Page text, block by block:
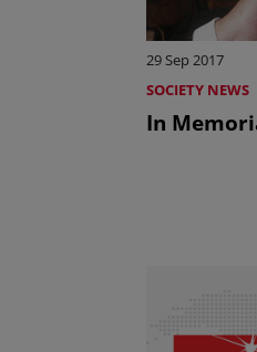
29 Sep 2017
SOCIETY NEWS
In